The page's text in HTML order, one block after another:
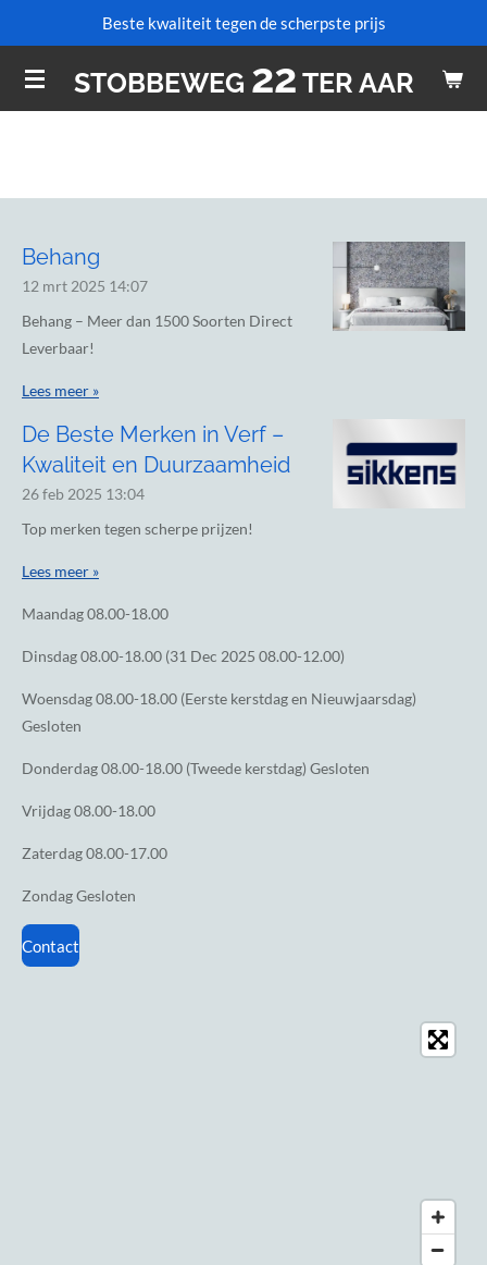
naar
de
STOBBEWEG 22 TER AAR
Beste kwaliteit tegen de scherpste prijs
Behang
12 mrt 2025 14:07
Behang – Meer dan 1500 Soorten Direct
Leverbaar!
Lees meer »
De Beste Merken in Verf –
Kwaliteit en Duurzaamheid
26 feb 2025 13:04
Top merken tegen scherpe prijzen!
Lees meer »
Maandag08.00-18.00
Dinsdag08.00-18.00 (31 Dec 2025 08.00-12.00)
Woensdag08.00-18.00 (Eerste kerstdag en Nieuwjaarsdag)
Gesloten
Donderdag08.00-18.00 (Tweede kerstdag) Gesloten
Vrijdag08.00-18.00
Zaterdag08.00-17.00
ZondagGesloten
Contact